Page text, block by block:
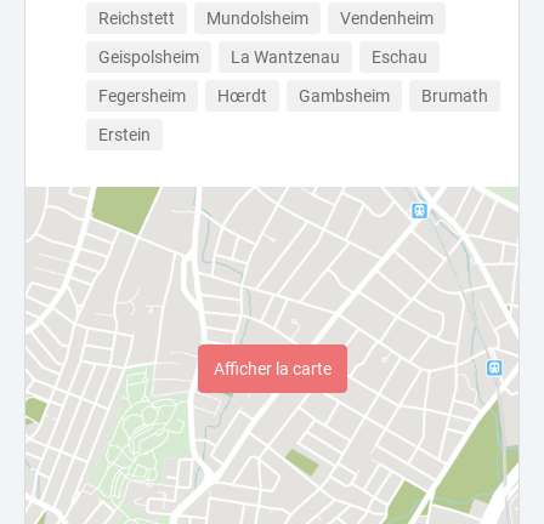
Reichstett Mundolsheim
Vendenheim
Geispolsheim
La Wantzenau
Eschau
Fegersheim
Hœrdt Gambsheim
Brumath
Erstein
Afficher la carte